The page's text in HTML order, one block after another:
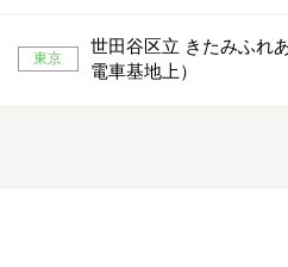
東京
世田谷区立 きたみふれ
電車基地上）